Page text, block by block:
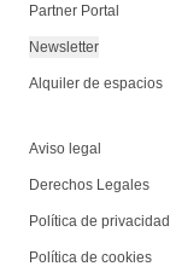
Partner Portal
Newsletter
Alquiler de espacios
Aviso legal
Derechos Legales
Política de privacidad
Política de cookies